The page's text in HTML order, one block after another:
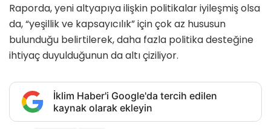
Raporda, yeni altyapıya ilişkin politikalar iyileşmiş olsa
da, “yeşillik ve kapsayıcılık” için çok az hususun
bulunduğu belirtilerek, daha fazla politika desteğine
ihtiyaç duyulduğunun da altı çiziliyor.
İklim Haber'i Google'da tercih edilen
kaynak olarak ekleyin